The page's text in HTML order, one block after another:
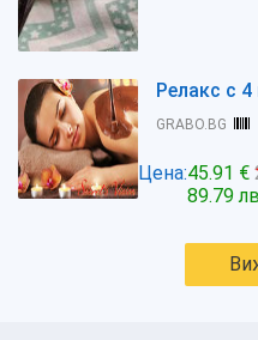
Релакс с
GRABO.BG
Цена:45.91 €
89.79 лв